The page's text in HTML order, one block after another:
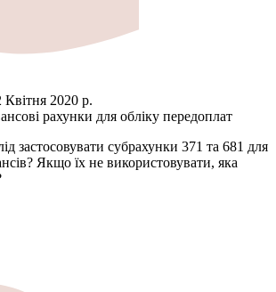
Квітня 2020 р.
рахунки для обліку передоплат
застосовувати субрахунки 371 та 681 для
Якщо їх не використовувати, яка